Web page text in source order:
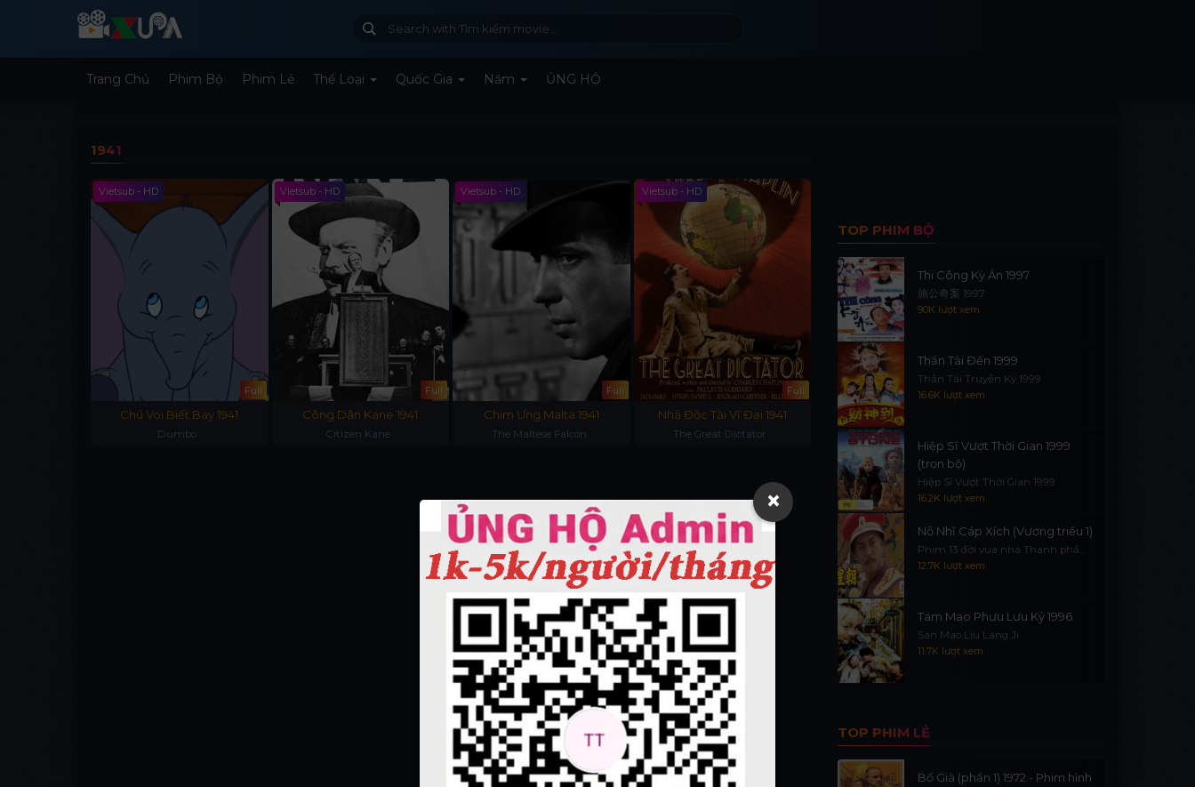
Trang Chủ Phim Bộ Phim Lẻ Thể Loại Quốc Gia Năm ỦNG HỘ
1941
Vietsub - HD
Full
Chú Voi Biết Bay 1941
Dumbo
Vietsub - HD
Full
Công Dân Kane 1941
Citizen Kane
Vietsub - HD
Full
Chim Ưng Malta 1941
The Maltese Falcon
Vietsub - HD
Full
Nhà Độc Tài Vĩ Đại 1941
The Great Dictator
TOP PHIM BỘ
Thi Công Kỳ Án 1997
施公奇案 1997
90K lượt xem
Thần Tài Đến 1999
Thần Tài Truyền Kỳ 1999
16.6K lượt xem
Hiệp Sĩ Vượt Thời Gian 1999
(trọn bộ)
Hiệp Sĩ Vượt Thời Gian 1999
16.2K lượt xem
Nỗ Nhĩ Cáp Xích (Vương triều 1)
Phim 13 đời vua nhà Thanh phần
112.7K lượt xem
Tam Mao Phưu Lưu Ký 1996
San Mao Liu Lang Ji
11.7K lượt xem
TOP PHIM LẺ
Bố Già (phần 1) 1972 - Phim hình
×